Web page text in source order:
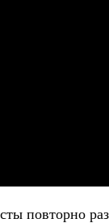
повторно